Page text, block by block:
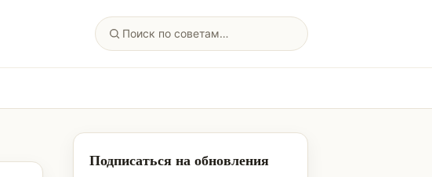
Подписаться на обновления